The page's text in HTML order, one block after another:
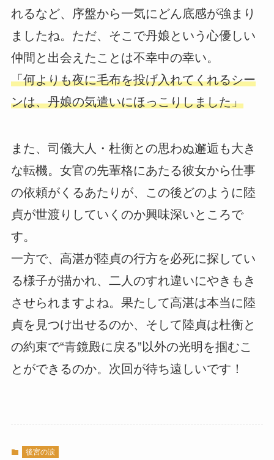
れるなど、序盤から一気にどん底感が強まり
ましたね。ただ、そこで丹娘という心優しい
仲間と出会えたことは不幸中の幸い。
「何よりも夜に毛布を投げ入れてくれるシー
ンは、丹娘の気遣いにほっこりしました」
また、司儀大人・杜衡との思わぬ邂逅も大き
な転機。女官の先輩格にあたる彼女から仕事
の依頼がくるあたりが、この後どのように陸
貞が世渡りしていくのか興味深いところで
す。
一方で、高湛が陸貞の行方を必死に探してい
る様子が描かれ、二人のすれ違いにやきもき
させられますよね。果たして高湛は本当に陸
貞を見つけ出せるのか、そして陸貞は杜衡と
の約束で“青鏡殿に戻る”以外の光明を掴むこ
とができるのか。次回が待ち遠しいです！
後宮の涙